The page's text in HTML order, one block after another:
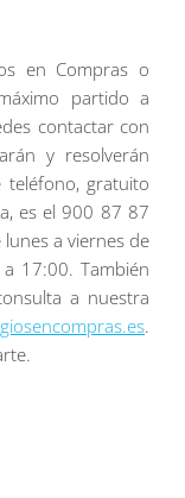
en Compras o
partido a
contactar con
y resolverán
gratuito
es el 900 87 87
a viernes de
17:00. También
a nuestra
.